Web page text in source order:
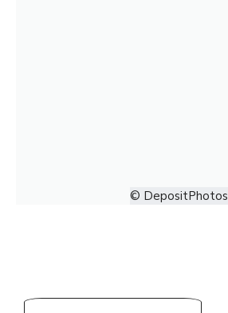
© DepositPhotos